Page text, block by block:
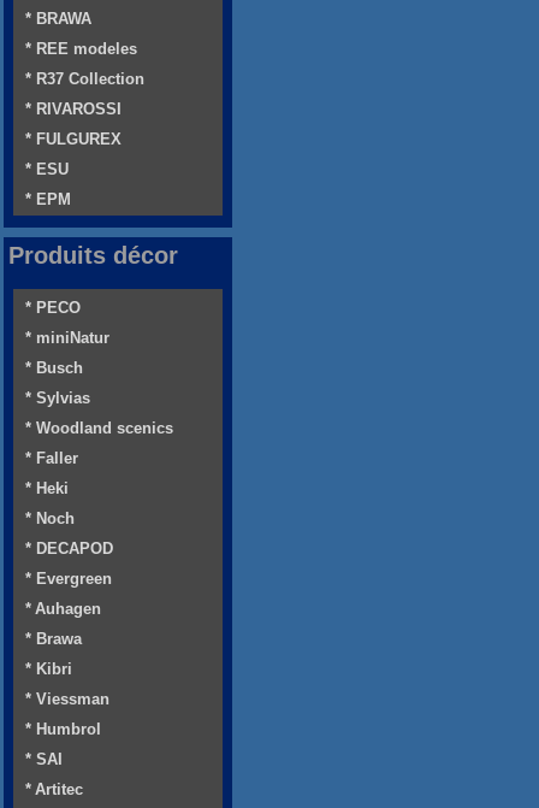
* BRAWA
* REE modeles
* R37 Collection
* RIVAROSSI
* FULGUREX
* ESU
* EPM
Produits décor
* PECO
* miniNatur
* Busch
* Sylvias
* Woodland scenics
* Faller
* Heki
* Noch
* DECAPOD
* Evergreen
* Auhagen
* Brawa
* Kibri
* Viessman
* Humbrol
* SAI
* Artitec